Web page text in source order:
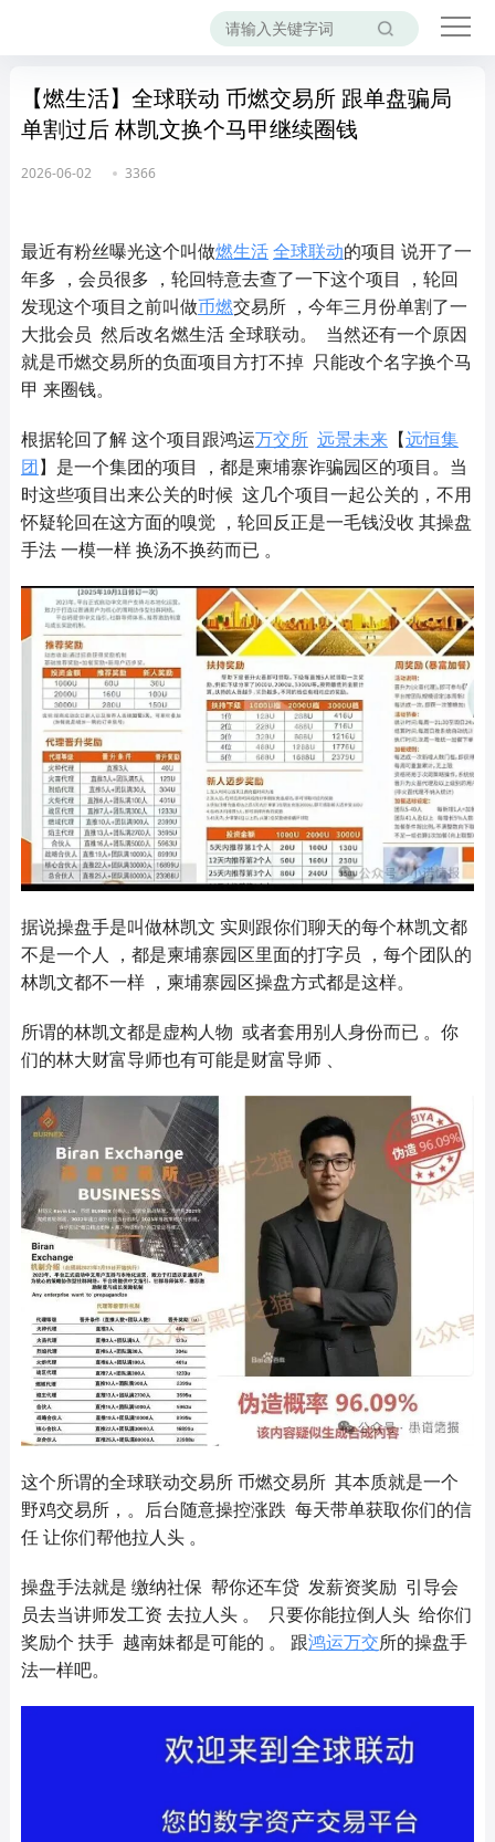
【燃生活】全球联动 币燃交易所 跟单盘骗局
单割过后 林凯文换个马甲继续圈钱
2026-06-02 3366
最近有粉丝曝光这个叫做燃生活全球联动的项目 说开了一
年多 ，会员很多 ，轮回特意去查了一下这个项目 ，轮回
发现这个项目之前叫做币燃交易所 ，今年三月份单割了一
大批会员 然后改名燃生活 全球联动。 当然还有一个原因
就是币燃交易所的负面项目方打不掉 只能改个名字换个马
甲 来圈钱。
根据轮回了解 这个项目跟鸿运万交所 远景未来【远恒集
团】是一个集团的项目 ，都是柬埔寨诈骗园区的项目。当
时这些项目出来公关的时候 这几个项目一起公关的，不用
怀疑轮回在这方面的嗅觉 ，轮回反正是一毛钱没收 其操盘
手法 一模一样 换汤不换药而已 。
据说操盘手是叫做林凯文 实则跟你们聊天的每个林凯文都
不是一个人 ，都是柬埔寨园区里面的打字员 ，每个团队的
林凯文都不一样 ，柬埔寨园区操盘方式都是这样。
所谓的林凯文都是虚构人物 或者套用别人身份而已 。你
们的林大财富导师也有可能是财富导师 、
这个所谓的全球联动交易所 币燃交易所 其本质就是一个
野鸡交易所，。后台随意操控涨跌 每天带单获取你们的信
任 让你们帮他拉人头 。
操盘手法就是 缴纳社保 帮你还车贷 发薪资奖励 引导会
员去当讲师发工资 去拉人头 。 只要你能拉倒人头 给你们
奖励个 扶手 越南妹都是可能的 。 跟鸿运万交所的操盘手
法一样吧。